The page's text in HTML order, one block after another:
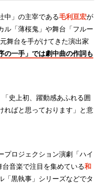
中」の主宰である毛利亘宏が
ル「薄桜鬼」や舞台「フルー
舞台を手がけてきた演出家
の一手」では劇中曲の作詞も
史上初、躍動感あふれる囲
ればと思っております」と意
プロジェクション演劇「ハイ
音楽で注目を集めている和
「黒執事」シリーズなどでタ